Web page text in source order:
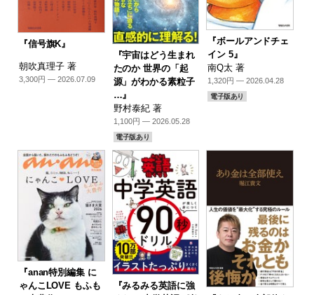
『信号旗K』
朝吹真理子 著
3,300円 — 2026.07.09
『宇宙はどう生まれ
たのか 世界の「起
源」がわかる素粒子
…』
野村泰紀 著
1,100円 — 2026.05.28
電子版あり
『ボールアンドチェ
イン 5』
南Q太 著
1,320円 — 2026.04.28
電子版あり
『anan特別編集 に
ゃんこLOVE もふも
『みるみる英語に強